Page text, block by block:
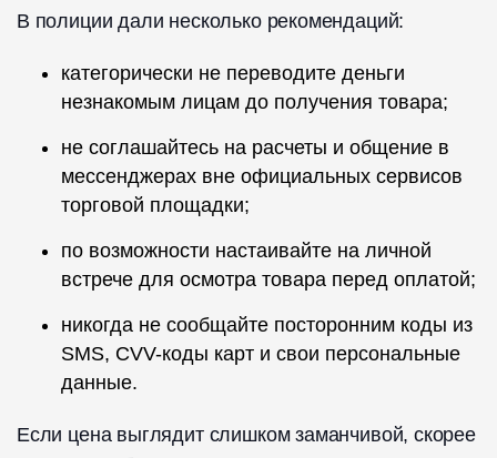
В полиции дали несколько рекомендаций:
категорически не переводите деньги
незнакомым лицам до получения товара;
не соглашайтесь на расчеты и общение в
мессенджерах вне официальных сервисов
торговой площадки;
по возможности настаивайте на личной
встрече для осмотра товара перед оплатой;
никогда не сообщайте посторонним коды из
SMS, CVV-коды карт и свои персональные
данные.
Если цена выглядит слишком заманчивой, скорее